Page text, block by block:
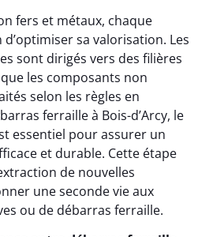
fers et métaux, chaque
sa valorisation. Les
sont dirigés vers des filières
les composants non
selon les règles en
ferraille à Bois-d’Arcy, le
essentiel pour assurer un
et durable. Cette étape
de nouvelles
une seconde vie aux
ou de débarras ferraille.